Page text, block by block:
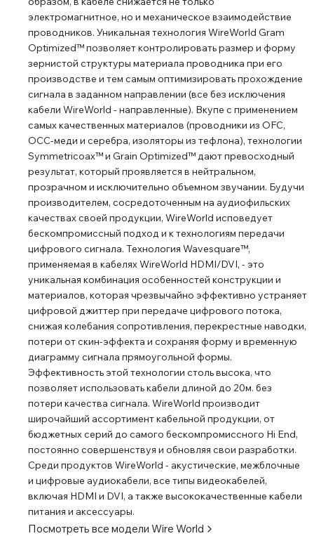
электромагнитное, но и механическое взаимодействие
проводников. Уникальная технология WireWorld Gram
Optimized™ позволяет контролировать размер и форму
зернистой структуры материала проводника при его
производстве и тем самым оптимизировать прохождение
сигнала в заданном направлении (все без исключения
кабели WireWorld - направленные). Вкупе с применением
самых качественных материалов (проводники из OFC,
ОСС-меди и серебра, изоляторы из тефлона), технологии
Symmetricoax™ и Grain Optimized™ дают превосходный
результат, который проявляется в нейтральном,
прозрачном и исключительно объемном звучании. Будучи
производителем, сосредоточенным на аудиофильских
качествах своей продукции, WireWorld исповедует
бескомпромиссный подход и к технологиям передачи
цифрового сигнала. Технология Wavesquare™,
применяемая в кабелях WireWorld HDMI/DVI, - это
уникальная комбинация особенностей конструкции и
материалов, которая чрезвычайно эффективно устраняет
цифровой джиттер при передаче цифрового потока,
снижая колебания сопротивления, перекрестные наводки,
потери от скин-эффекта и сохраняя форму и временную
диаграмму сигнала прямоугольной формы.
Эффективность этой технологии столь высока, что
позволяет использовать кабели длиной до 20м. без
потери качества сигнала. WireWorld производит
широчайший ассортимент кабельной продукции, от
бюджетных серий до самого бескомпромиссного Hi End,
постоянно совершенствуя и обновляя свои разработки.
Среди продуктов WireWorld - акустические, межблочные
и цифровые аудиокабели, все типы видеокабелей,
включая HDMI и DVI, а также высококачественные кабели
питания и аксессуары.
Посмотреть все модели Wire World